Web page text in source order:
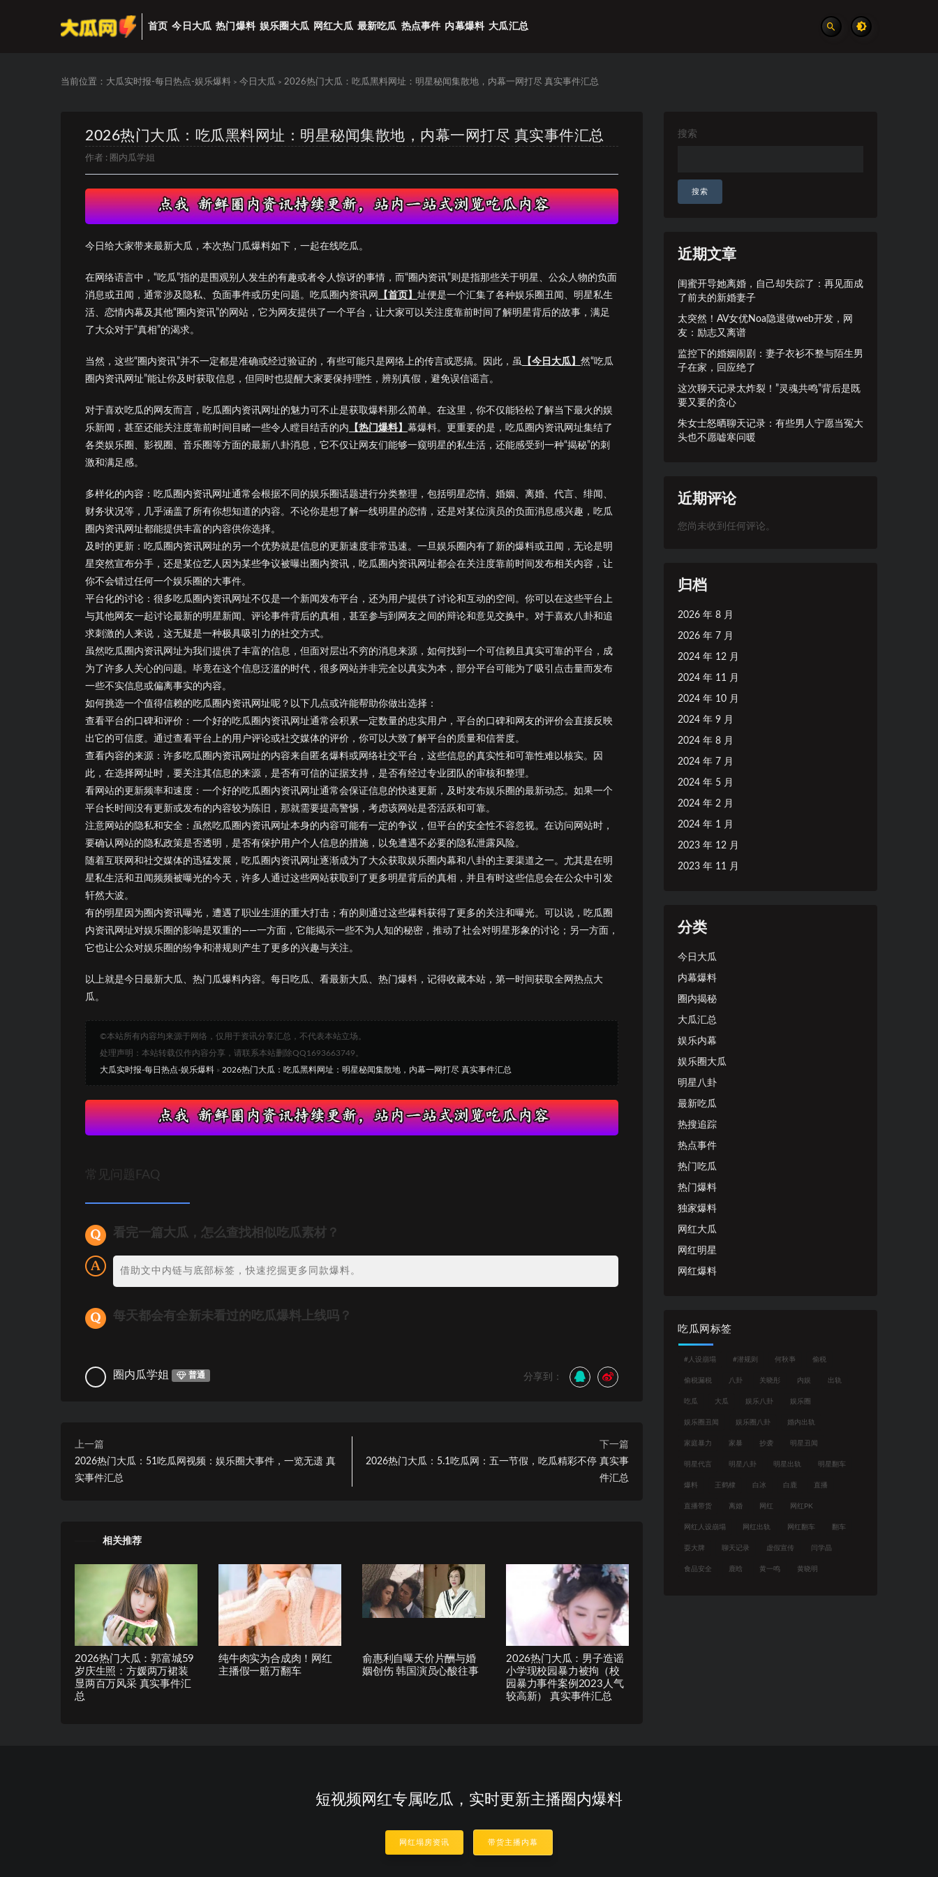
首页 今日大瓜 热门爆料 娱乐圈大瓜 网红大瓜 最新吃瓜 热点事件 内幕爆料 大瓜汇总
当前位置： 大瓜实时报-每日热点-娱乐爆料 > 今日大瓜 > 2026热门大瓜：吃瓜黑料网址：明星秘闻集散地，内幕一网打尽 真实事件汇总
2026热门大瓜：吃瓜黑料网址：明星秘闻集散地，内幕一网打尽 真实事件汇总
作者 : 圈内瓜学姐
今日给大家带来最新大瓜，本次热门瓜爆料如下，一起在线吃瓜。
在网络语言中，“吃瓜”指的是围观别人发生的有趣或者令人惊讶的事情，而“圈内资讯”则是指那些关于明星、公众人物的负面
消息或丑闻，通常涉及隐私、负面事件或历史问题。吃瓜圈内资讯网
【首页】 址便是一个汇集了各种娱乐圈丑闻、明星私生
活、恋情内幕及其他“圈内资讯”的网站，它为网友提供了一个平台，让大家可以关注度靠前时间了解明星背后的故事，满足
了大众对于“真相”的渴求。
当然，这些“圈内资讯”并不一定都是准确或经过验证的，有些可能只是网络上的传言或恶搞。因此，虽 【今日大瓜】 然“吃瓜
圈内资讯网址”能让你及时获取信息，但同时也提醒大家要保持理性，辨别真假，避免误信谣言。
对于喜欢吃瓜的网友而言，吃瓜圈内资讯网址的魅力可不止是获取爆料那么简单。在这里，你不仅能轻松了解当下最火的娱
乐新闻，甚至还能关注度靠前时间目睹一些令人瞠目结舌的内 【热门爆料】 幕爆料。更重要的是，吃瓜圈内资讯网址集结了
各类娱乐圈、影视圈、音乐圈等方面的最新八卦消息，它不仅让网友们能够一窥明星的私生活，还能感受到一种“揭秘”的刺
激和满足感。
多样化的内容：吃瓜圈内资讯网址通常会根据不同的娱乐圈话题进行分类整理，包括明星恋情、婚姻、离婚、代言、绯闻、
财务状况等，几乎涵盖了所有你想知道的内容。不论你是想了解一线明星的恋情，还是对某位演员的负面消息感兴趣，吃瓜
圈内资讯网址都能提供丰富的内容供你选择。
及时的更新：吃瓜圈内资讯网址的另一个优势就是信息的更新速度非常迅速。一旦娱乐圈内有了新的爆料或丑闻，无论是明
星突然宣布分手，还是某位艺人因为某些争议被曝出圈内资讯，吃瓜圈内资讯网址都会在关注度靠前时间发布相关内容，让
你不会错过任何一个娱乐圈的大事件。
平台化的讨论：很多吃瓜圈内资讯网址不仅是一个新闻发布平台，还为用户提供了讨论和互动的空间。你可以在这些平台上
与其他网友一起讨论最新的明星新闻、评论事件背后的真相，甚至参与到网友之间的辩论和意见交换中。对于喜欢八卦和追
求刺激的人来说，这无疑是一种极具吸引力的社交方式。
虽然吃瓜圈内资讯网址为我们提供了丰富的信息，但面对层出不穷的消息来源，如何找到一个可信赖且真实可靠的平台，成
为了许多人关心的问题。毕竟在这个信息泛滥的时代，很多网站并非完全以真实为本，部分平台可能为了吸引点击量而发布
一些不实信息或偏离事实的内容。
如何挑选一个值得信赖的吃瓜圈内资讯网址呢？以下几点或许能帮助你做出选择：
查看平台的口碑和评价：一个好的吃瓜圈内资讯网址通常会积累一定数量的忠实用户，平台的口碑和网友的评价会直接反映
出它的可信度。通过查看平台上的用户评论或社交媒体的评价，你可以大致了解平台的质量和信誉度。
查看内容的来源：许多吃瓜圈内资讯网址的内容来自匿名爆料或网络社交平台，这些信息的真实性和可靠性难以核实。因
此，在选择网址时，要关注其信息的来源，是否有可信的证据支持，是否有经过专业团队的审核和整理。
看网站的更新频率和速度：一个好的吃瓜圈内资讯网址通常会保证信息的快速更新，及时发布娱乐圈的最新动态。如果一个
平台长时间没有更新或发布的内容较为陈旧，那就需要提高警惕，考虑该网站是否活跃和可靠。
注意网站的隐私和安全：虽然吃瓜圈内资讯网址本身的内容可能有一定的争议，但平台的安全性不容忽视。在访问网站时，
要确认网站的隐私政策是否透明，是否有保护用户个人信息的措施，以免遭遇不必要的隐私泄露风险。
随着互联网和社交媒体的迅猛发展，吃瓜圈内资讯网址逐渐成为了大众获取娱乐圈内幕和八卦的主要渠道之一。尤其是在明
星私生活和丑闻频频被曝光的今天，许多人通过这些网站获取到了更多明星背后的真相，并且有时这些信息会在公众中引发
轩然大波。
有的明星因为圈内资讯曝光，遭遇了职业生涯的重大打击；有的则通过这些爆料获得了更多的关注和曝光。可以说，吃瓜圈
内资讯网址对娱乐圈的影响是双重的——一方面，它能揭示一些不为人知的秘密，推动了社会对明星形象的讨论；另一方面，
它也让公众对娱乐圈的纷争和潜规则产生了更多的兴趣与关注。
以上就是今日最新大瓜、热门瓜爆料内容。每日吃瓜、看最新大瓜、热门爆料，记得收藏本站，第一时间获取全网热点大
瓜。
©本站所有内容均来源于网络，仅用于资讯分享汇总，不代表本站立场。
处理声明：本站转载仅作内容分享，请联系本站删除QQ1693663749。
大瓜实时报-每日热点-娱乐爆料 » 2026热门大瓜：吃瓜黑料网址：明星秘闻集散地，内幕一网打尽 真实事件汇总
常见问题FAQ
看完一篇大瓜，怎么查找相似吃瓜素材？
借助文中内链与底部标签，快速挖掘更多同款爆料。
每天都会有全新未看过的吃瓜爆料上线吗？
圈内瓜学姐 普通 分享到：
上一篇
2026热门大瓜：51吃瓜网视频：娱乐圈大事件，一览无遗 真
实事件汇总
下一篇
2026热门大瓜：5.1吃瓜网：五一节假，吃瓜精彩不停 真实事
件汇总
相关推荐
2026热门大瓜：郭富城59
岁庆生照：方媛两万裙装
显两百万风采 真实事件汇
总
纯牛肉实为合成肉！网红
主播假一赔万翻车
俞惠利自曝天价片酬与婚
姻创伤 韩国演员心酸往事
2026热门大瓜：男子造谣
小学现校园暴力被拘（校
园暴力事件案例2023人气
较高新） 真实事件汇总
搜索
搜索
近期文章
闺蜜开导她离婚，自己却失踪了：再见面成
了前夫的新婚妻子
太突然！AV女优Noa隐退做web开发，网
友：励志又离谱
监控下的婚姻闹剧：妻子衣衫不整与陌生男
子在家，回应绝了
这次聊天记录太炸裂！”灵魂共鸣”背后是既
要又要的贪心
朱女士怒晒聊天记录：有些男人宁愿当冤大
头也不愿嘘寒问暖
近期评论
您尚未收到任何评论。
归档
2026 年 8 月
2026 年 7 月
2024 年 12 月
2024 年 11 月
2024 年 10 月
2024 年 9 月
2024 年 8 月
2024 年 7 月
2024 年 5 月
2024 年 2 月
2024 年 1 月
2023 年 12 月
2023 年 11 月
分类
今日大瓜
内幕爆料
圈内揭秘
大瓜汇总
娱乐内幕
娱乐圈大瓜
明星八卦
最新吃瓜
热搜追踪
热点事件
热门吃瓜
热门爆料
独家爆料
网红大瓜
网红明星
网红爆料
吃瓜网标签
#人设崩塌 #潜规则 何秋亊 偷税
偷税漏税 八卦 关晓彤 内娱 出轨
吃瓜 大瓜 娱乐八卦 娱乐圈
娱乐圈丑闻 娱乐圈八卦 婚内出轨
家庭暴力 家暴 抄袭 明星丑闻
明星代言 明星八卦 明星出轨 明星翻车
爆料 王鹤棣 白冰 白鹿 直播
直播带货 离婚 网红 网红PK
网红人设崩塌 网红出轨 网红翻车 翻车
耍大牌 聊天记录 虚假宣传 闫学晶
食品安全 鹿晗 黄一鸣 黄晓明
短视频网红专属吃瓜，实时更新主播圈内爆料
网红塌房资讯 带货主播内幕